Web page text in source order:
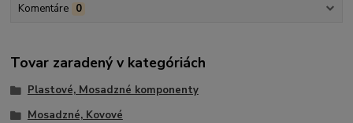
Komentáre 0
Tovar zaradený v kategóriách
Plastové, Mosadzné komponenty
Mosadzné, Kovové